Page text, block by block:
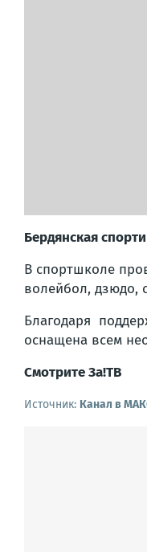
Бердянская
В спортшколе
волейбол, дзюдо,
Благодаря
оснащена всем
Смотрите За!ТВ
Источник: Канал в